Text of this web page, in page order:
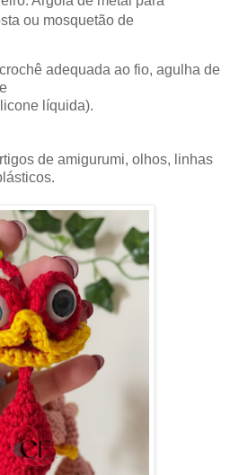
ou mosquetão de
adequada ao fio, agulha de
líquida).
de amigurumi, olhos, linhas